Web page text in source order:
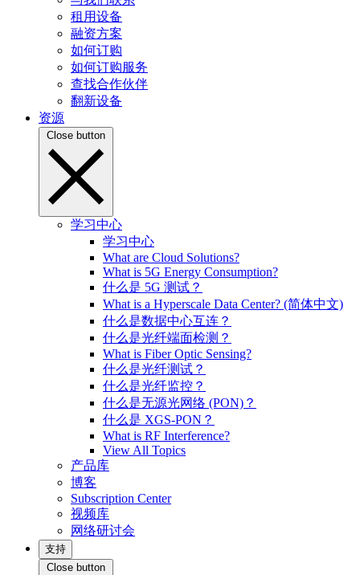
租用设备
融资方案
如何订购
如何订购服务
查找合作伙伴
翻新设备
资源
Close button
学习中心
学习中心
What are Cloud Solutions?
What is 5G Energy Consumption?
什么是 5G 测试？
What is a Hyperscale Data Center? (简体中文)
什么是数据中心互连？
什么是光纤端面检测？
What is Fiber Optic Sensing?
什么是光纤测试？
什么是光纤监控？
什么是无源光网络 (PON)？
什么是 XGS-PON？
What is RF Interference?
View All Topics
产品库
博客
Subscription Center
视频库
网络研讨会
支持
Close button